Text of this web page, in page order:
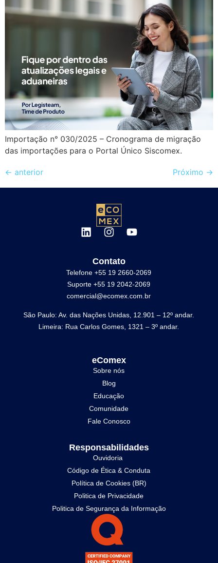
Importação n° 030/2025 – Cronograma de migração
das importações para o Portal Único Siscomex.
← anterior Próximo →
Contato
Telefone +55 19 2660-2069
Suporte +55 19 2042-2069
comercial@ecomex.com.br
São Paulo: Av. das Nações Unidas, 12.901 – 12º andar.
Limeira: Rua Carlos Gomes, 1321 – 3º andar.
eComex
Sobre nós
Blog
Educação
Comunidade
Fale Conosco
Responsabilidades
Ouvidoria
Código de Ética & Conduta
Política de Cookies (BR)
Politica de Privacidade
Politica de Segurança da Informação